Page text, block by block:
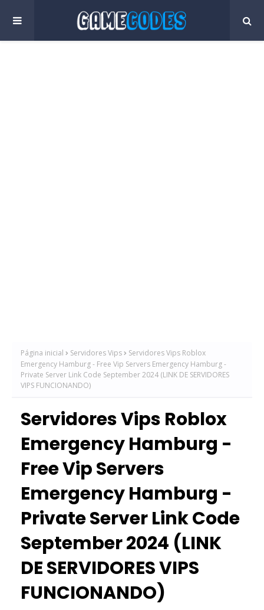
Página inicial Servidores Vips
Servidores Vips Roblox
Emergency Hamburg - Free Vip Servers Emergency Hamburg -
Private Server Link Code September 2024 (LINK DE SERVIDORES
VIPS FUNCIONANDO)
Servidores Vips Roblox
Emergency Hamburg -
Free Vip Servers
Emergency Hamburg -
Private Server Link Code
September 2024 (LINK
DE SERVIDORES VIPS
FUNCIONANDO)